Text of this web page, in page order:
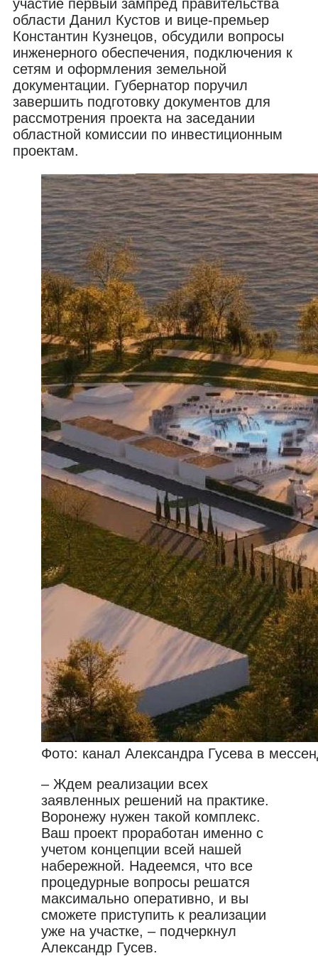
участие первый зампред правительства
области Данил Кустов и вице-премьер
Константин Кузнецов, обсудили вопросы
инженерного обеспечения, подключения к
сетям и оформления земельной
документации. Губернатор поручил
завершить подготовку документов для
рассмотрения проекта на заседании
областной комиссии по инвестиционным
проектам.
Фото: канал Александра Гусева в
– Ждем реализации всех
заявленных решений на практике.
Воронежу нужен такой комплекс.
Ваш проект проработан именно с
учетом концепции всей нашей
набережной. Надеемся, что все
процедурные вопросы решатся
максимально оперативно, и вы
сможете приступить к реализации
уже на участке, – подчеркнул
Александр Гусев.